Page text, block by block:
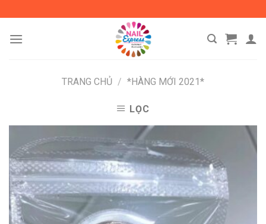
content
TRANG CHỦ / *HÀNG MỚI 2021*
LỌC